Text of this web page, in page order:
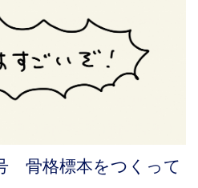
骨格標本をつくって